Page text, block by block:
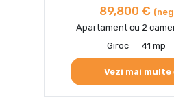
89,800 €
Apartament cu 2
Giroc
41 mp
Vezi mai